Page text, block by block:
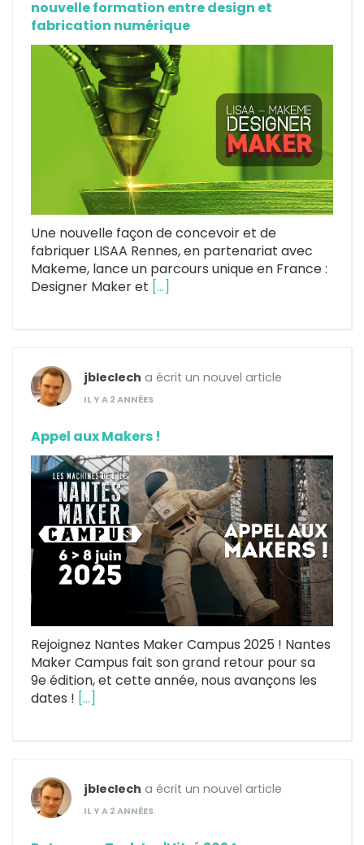
nouvelle formation entre design et
fabrication numérique
Une nouvelle façon de concevoir et de
fabriquer LISAA Rennes, en partenariat avec
Makeme, lance un parcours unique en France :
Designer Maker et […]
jbleclech a écrit un nouvel article
IL Y A 2 ANNÉES
Appel aux Makers !
Rejoignez Nantes Maker Campus 2025 ! Nantes
Maker Campus fait son grand retour pour sa
9e édition, et cette année, nous avançons les
dates ! […]
jbleclech a écrit un nouvel article
IL Y A 2 ANNÉES